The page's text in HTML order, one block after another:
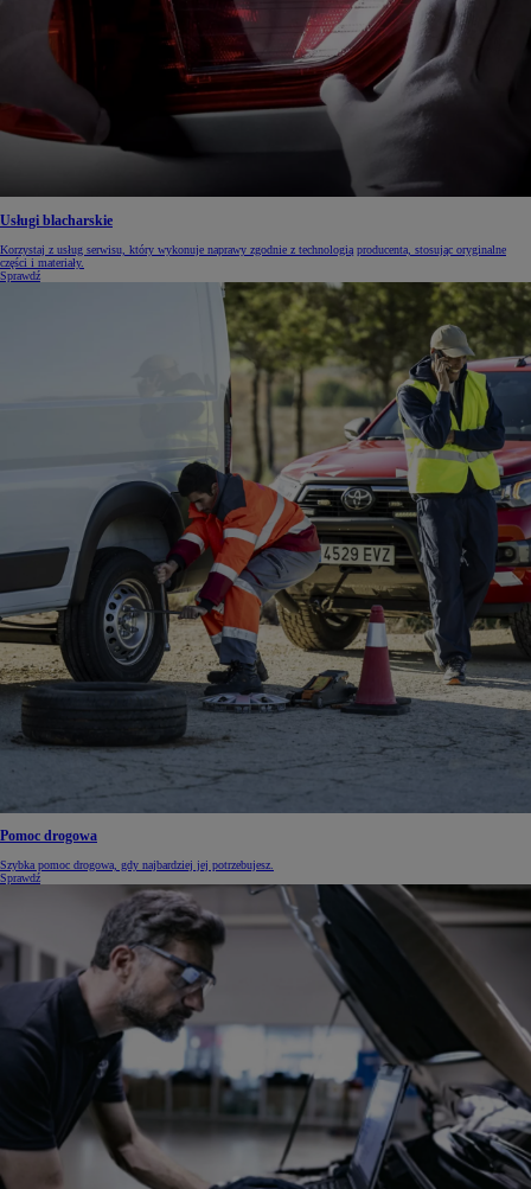
Usługi blacharskie
Korzystaj z usług serwisu, który wykonuje naprawy zgodnie z technologią producenta, stosując oryginalne
części i materiały.
Sprawdź
Pomoc drogowa
Szybka pomoc drogowa, gdy najbardziej jej potrzebujesz.
Sprawdź